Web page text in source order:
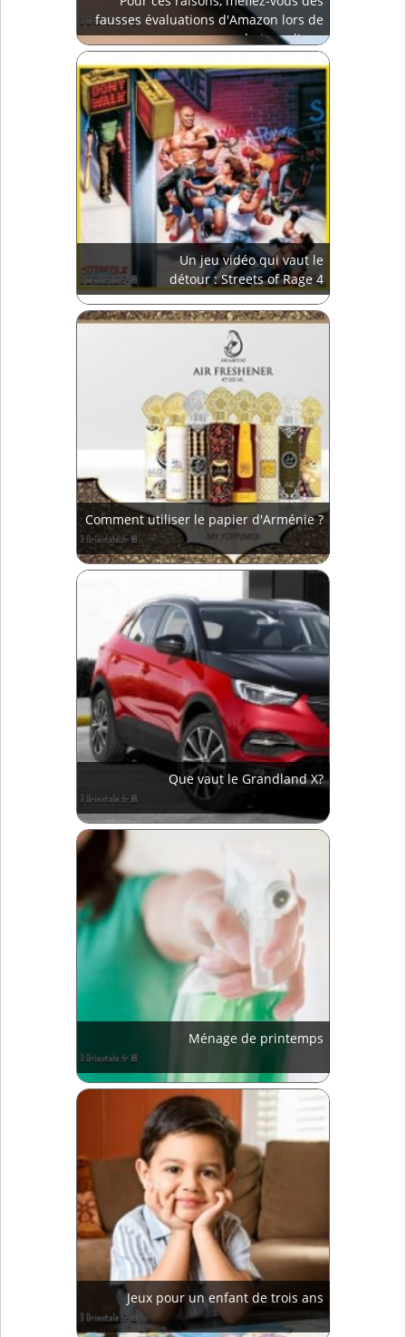
fausses évaluations d'Amazon lors de
vos achats en ligne
Un jeu vidéo qui vaut le
détour : Streets of Rage 4
Comment utiliser le papier d'Arménie ?
Que vaut le Grandland X?
Ménage de printemps
Jeux pour un enfant de trois ans